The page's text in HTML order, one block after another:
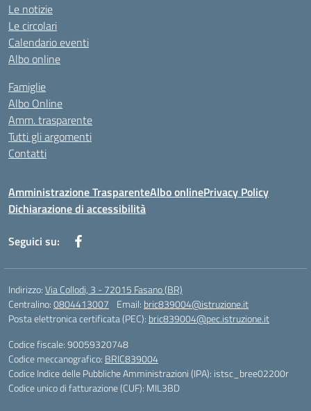
Le notizie
Le circolari
Calendario eventi
Albo online
Famiglie
Albo Online
Amm. trasparente
Tutti gli argomenti
Contatti
Amministrazione TrasparenteAlbo onlinePrivacy Policy
Dichiarazione di accessibilità
Seguici su:
Indirizzo:Via Collodi, 3 - 72015 Fasano (BR)
Centralino:0804413007 Email: bric839004@istruzione.it
Posta elettronica certificata (PEC): bric839004@pec.istruzione.it
Codice fiscale: 90059320748
Codice meccanografico: BRIC839004
Codice Indice delle Pubbliche Amministrazioni (IPA): istsc_bree02200r
Codice unico di fatturazione (CUF): MIL3BD